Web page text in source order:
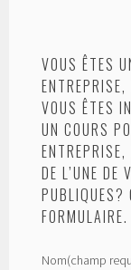
VOUS ÊTES
VOUS ÊTES
UN COURS
DE L’UNE DE
PUBLIQUES?
FORMULAIRE.
Nom(champ